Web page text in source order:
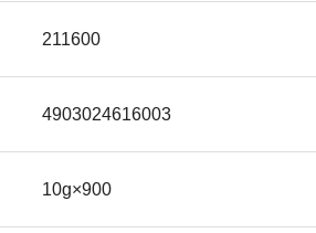
211600
4903024616003
10g×900